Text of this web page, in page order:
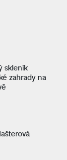
skleník
zahrady na